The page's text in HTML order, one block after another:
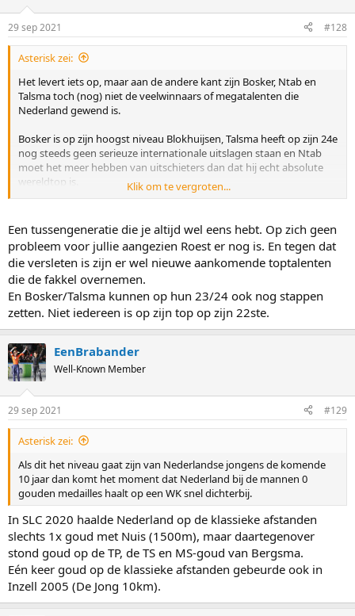
29 sep 2021 #128
Asterisk zei:
Het levert iets op, maar aan de andere kant zijn Bosker, Ntab en
Talsma toch (nog) niet de veelwinnaars of megatalenten die
Nederland gewend is.
Bosker is op zijn hoogst niveau Blokhuijsen, Talsma heeft op zijn 24e
nog steeds geen serieuze internationale uitslagen staan en Ntab
moet het meer hebben van uitschieters dan dat hij echt absolute
wereldtop is.
10 jaar dan komt het moment dat Nederland bij de mannen 0
gouden medailles haalt op een WK snel dichterbij.
Klik om te vergroten...
Een tussengeneratie die je altijd wel eens hebt. Op zich geen
probleem voor jullie aangezien Roest er nog is. En tegen dat
die versleten is zijn er wel nieuwe aankomende toptalenten
die de fakkel overnemen.
En Bosker/Talsma kunnen op hun 23/24 ook nog stappen
zetten. Niet iedereen is op zijn top op zijn 22ste.
EenBrabander
Well-Known Member
29 sep 2021 #129
Asterisk zei:
Als dit het niveau gaat zijn van Nederlandse jongens de komende
10 jaar dan komt het moment dat Nederland bij de mannen 0
gouden medailles haalt op een WK snel dichterbij.
In SLC 2020 haalde Nederland op de klassieke afstanden
slechts 1x goud met Nuis (1500m), maar daartegenover
stond goud op de TP, de TS en MS-goud van Bergsma.
Eén keer goud op de klassieke afstanden gebeurde ook in
Inzell 2005 (De Jong 10km).